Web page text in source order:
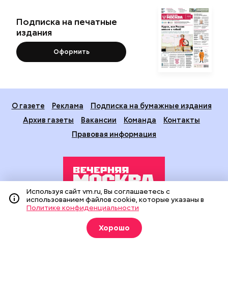
Подписка на печатные
издания
Оформить
О газете Реклама
Подписка на бумажные издания
Архив газеты
Вакансии Команда
Контакты
Правовая информация
Издание создано при финансовой поддержке Департамента
средств массовой информации и рекламы города Москвы.
На сайте применяются рекомендательные технологии
(информационные технологии предоставления информации
Используя сайт vm.ru, Вы соглашаетесь с
использованием файлов cookie, которые указаны в
Политике конфиденциальности
Хорошо